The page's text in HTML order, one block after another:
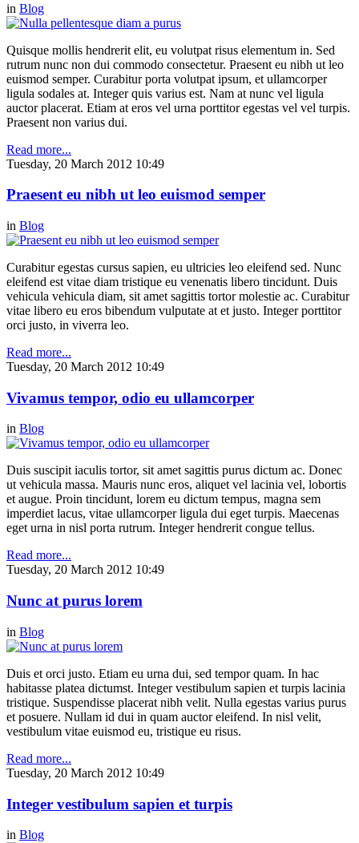
in Blog
Quisque mollis hendrerit elit, eu volutpat risus elementum in. Sed
rutrum nunc non dui commodo consectetur. Praesent eu nibh ut leo
euismod semper. Curabitur porta volutpat ipsum, et ullamcorper
ligula sodales at. Integer quis varius est. Nam at nunc vel ligula
auctor placerat. Etiam at eros vel urna porttitor egestas vel vel turpis.
Praesent non varius dui.
Read more...
Tuesday, 20 March 2012 10:49
Praesent eu nibh ut leo euismod semper
in Blog
Curabitur egestas cursus sapien, eu ultricies leo eleifend sed. Nunc
eleifend est vitae diam tristique eu venenatis libero tincidunt. Duis
vehicula vehicula diam, sit amet sagittis tortor molestie ac. Curabitur
vitae libero eu eros bibendum vulputate at et justo. Integer porttitor
orci justo, in viverra leo.
Read more...
Tuesday, 20 March 2012 10:49
Vivamus tempor, odio eu ullamcorper
in Blog
Duis suscipit iaculis tortor, sit amet sagittis purus dictum ac. Donec
ut vehicula massa. Mauris nunc eros, aliquet vel lacinia vel, lobortis
et augue. Proin tincidunt, lorem eu dictum tempus, magna sem
imperdiet lacus, vitae ullamcorper ligula dui eget turpis. Maecenas
eget urna in nisl porta rutrum. Integer hendrerit congue tellus.
Read more...
Tuesday, 20 March 2012 10:49
Nunc at purus lorem
in Blog
Duis et orci justo. Etiam eu urna dui, sed tempor quam. In hac
habitasse platea dictumst. Integer vestibulum sapien et turpis lacinia
tristique. Suspendisse placerat nibh velit. Nulla egestas varius purus
et posuere. Nullam id dui in quam auctor eleifend. In nisl velit,
vestibulum vitae euismod eu, tristique eu risus.
Read more...
Tuesday, 20 March 2012 10:49
Integer vestibulum sapien et turpis
in Blog